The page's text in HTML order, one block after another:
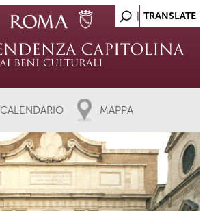
CALENDARIO MAPPA